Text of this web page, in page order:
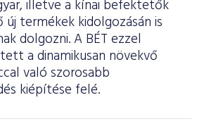
illetve a kínai befektetők
termékek kidolgozásán is
dolgozni. A BÉT ezzel
a dinamikusan növekvő
való szorosabb
kiépítése felé.